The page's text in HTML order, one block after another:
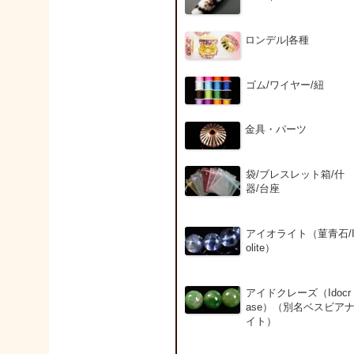
ロンデル|各種
ゴム/ワイヤー/紐
金具・パーツ
袋/ブレスレット箱/什
器/台座
アイオライト（菫青石/
olite）
アイドクレーズ（Idocr
ase）（別名ベスビア
イト）